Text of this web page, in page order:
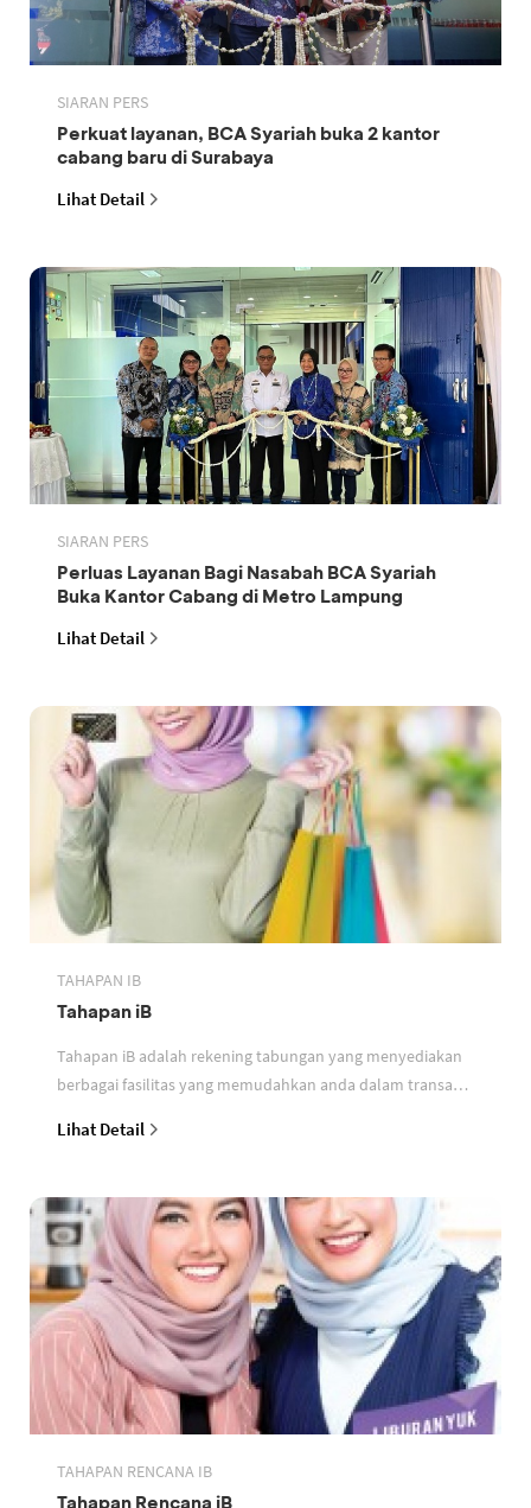
SIARAN PERS
Perkuat layanan, BCA Syariah buka 2 kantor
cabang baru di Surabaya
Lihat Detail
SIARAN PERS
Perluas Layanan Bagi Nasabah BCA Syariah
Buka Kantor Cabang di Metro Lampung
Lihat Detail
TAHAPAN IB
Tahapan iB
Tahapan iB adalah rekening tabungan yang menyediakan
berbagai fasilitas yang memudahkan anda dalam transaksi
Lihat Detail
TAHAPAN RENCANA IB
Tahapan Rencana iB